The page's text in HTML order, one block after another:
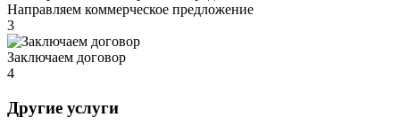
Направляем коммерческое предложение
3
Заключаем договор
4
Другие услуги